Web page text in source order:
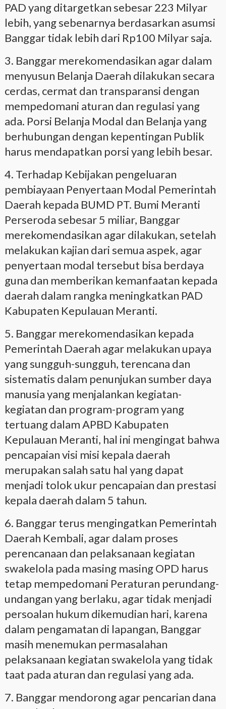
PAD yang ditargetkan sebesar 223 Milyar
lebih, yang sebenarnya berdasarkan asumsi
Banggar tidak lebih dari Rp100 Milyar saja.
3. Banggar merekomendasikan agar dalam
menyusun Belanja Daerah dilakukan secara
cerdas, cermat dan transparansi dengan
mempedomani aturan dan regulasi yang
ada. Porsi Belanja Modal dan Belanja yang
berhubungan dengan kepentingan Publik
harus mendapatkan porsi yang lebih besar.
4. Terhadap Kebijakan pengeluaran
pembiayaan Penyertaan Modal Pemerintah
Daerah kepada BUMD PT. Bumi Meranti
Perseroda sebesar 5 miliar, Banggar
merekomendasikan agar dilakukan, setelah
melakukan kajian dari semua aspek, agar
penyertaan modal tersebut bisa berdaya
guna dan memberikan kemanfaatan kepada
daerah dalam rangka meningkatkan PAD
Kabupaten Kepulauan Meranti.
5. Banggar merekomendasikan kepada
Pemerintah Daerah agar melakukan upaya
yang sungguh-sungguh, terencana dan
sistematis dalam penunjukan sumber daya
manusia yang menjalankan kegiatan-
kegiatan dan program-program yang
tertuang dalam APBD Kabupaten
Kepulauan Meranti, hal ini mengingat bahwa
pencapaian visi misi kepala daerah
merupakan salah satu hal yang dapat
menjadi tolok ukur pencapaian dan prestasi
kepala daerah dalam 5 tahun.
6. Banggar terus mengingatkan Pemerintah
Daerah Kembali, agar dalam proses
perencanaan dan pelaksanaan kegiatan
swakelola pada masing masing OPD harus
tetap mempedomani Peraturan perundang-
undangan yang berlaku, agar tidak menjadi
persoalan hukum dikemudian hari, karena
dalam pengamatan di lapangan, Banggar
masih menemukan permasalahan
pelaksanaan kegiatan swakelola yang tidak
taat pada aturan dan regulasi yang ada.
7. Banggar mendorong agar pencarian dana